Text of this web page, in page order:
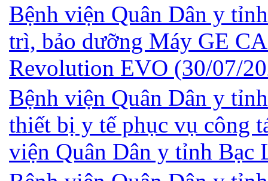
Bệnh viện Quân Dân y
trì, bảo dưỡng Máy GE
Revolution EVO (30/07/
Bệnh viện Quân Dân y
thiết bị y tế phục vụ công
viện Quân Dân y tỉnh Bạc